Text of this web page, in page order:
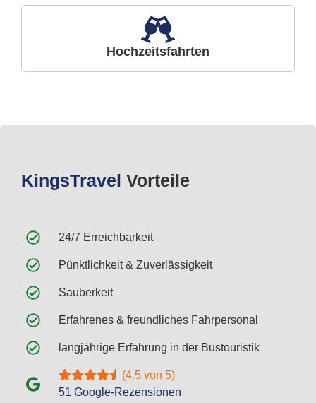
Hochzeitsfahrten
KingsTravel Vorteile
24/7 Erreichbarkeit
Pünktlichkeit & Zuverlässigkeit
Sauberkeit
Erfahrenes & freundliches Fahrpersonal
langjährige Erfahrung in der Bustouristik
(4.5 von 5)
51 Google-Rezensionen